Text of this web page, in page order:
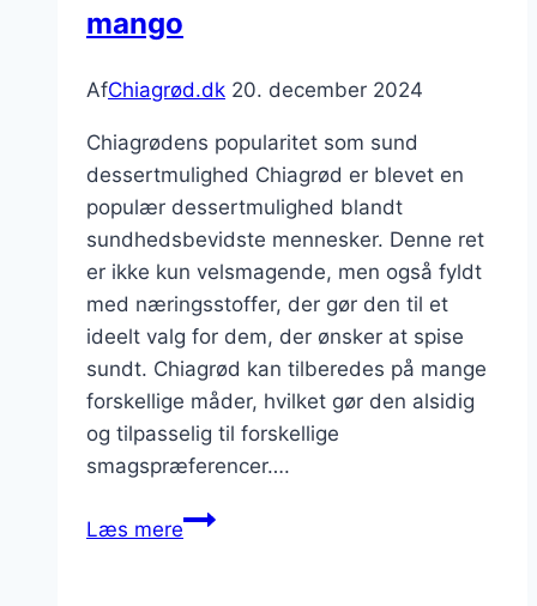
mango
AfChiagrød.dk 20. december 2024
Chiagrødens popularitet som sund
dessertmulighed Chiagrød er blevet en
populær dessertmulighed blandt
sundhedsbevidste mennesker. Denne ret
er ikke kun velsmagende, men også fyldt
med næringsstoffer, der gør den til et
ideelt valg for dem, der ønsker at spise
sundt. Chiagrød kan tilberedes på mange
forskellige måder, hvilket gør den alsidig
og tilpasselig til forskellige
smagspræferencer….
Læs mereChiagrød